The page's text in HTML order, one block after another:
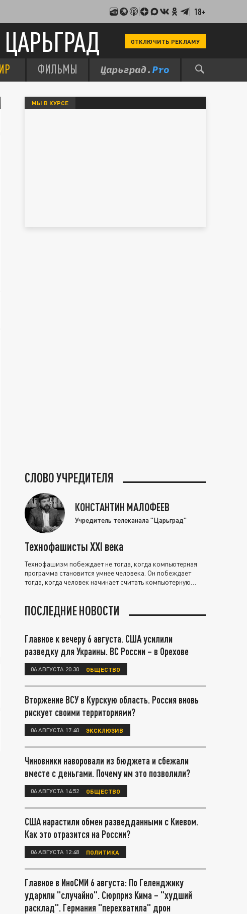
18+
ЦАРЬГРАД ОТКЛЮЧИТЬ РЕКЛАМУ
ФИЛЬМЫ
МЫ В КУРСЕ
СЛОВО УЧРЕДИТЕЛЯ
КОНСТАНТИН МАЛОФЕЕВ
Учредитель телеканала "Царьград"
Технофашисты XXI века
Технофашизм побеждает не тогда, когда компьютерная
программа становится умнее человека. Он побеждает
тогда, когда человек начинает считать компьютерную
ПОСЛЕДНИЕ НОВОСТИ
Главное к вечеру 6 августа. США усилили
разведку для Украины. ВС России – в Орехове
06 АВГУСТА 20:30 ОБЩЕСТВО
Вторжение ВСУ в Курскую область. Россия вновь
рискует своими территориями?
06 АВГУСТА 17:40 ЭКСКЛЮЗИВ
Чиновники наворовали из бюджета и сбежали
вместе с деньгами. Почему им это позволили?
06 АВГУСТА 14:52 ОБЩЕСТВО
США нарастили обмен разведданными с Киевом.
Как это отразится на России?
06 АВГУСТА 12:48 ПОЛИТИКА
Главное в ИноСМИ 6 августа: По Геленджику
ударили "случайно". Сюрприз Кима – "худший
расклад". Германия "перехватила" дрон